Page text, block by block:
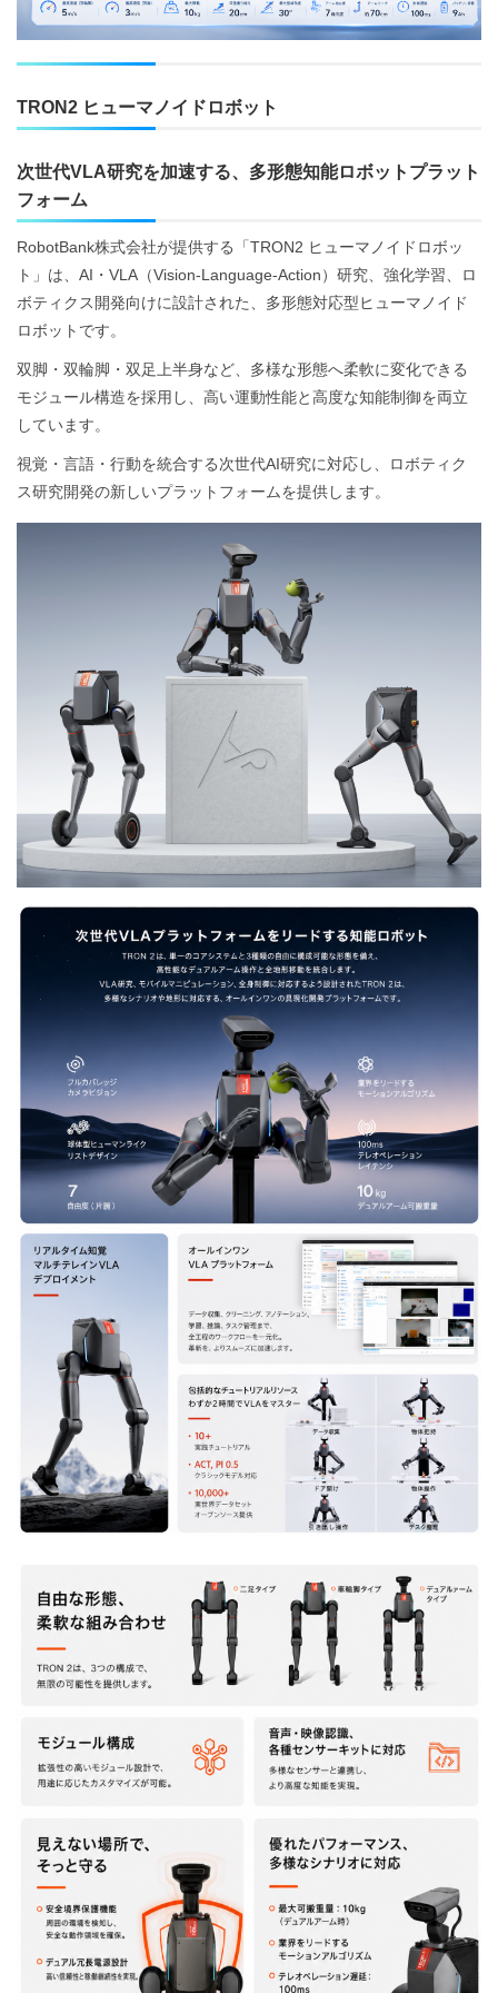
TRON2 ヒューマノイドロボット
次世代VLA研究を加速する、多形態知能ロボットプラット
フォーム
RobotBank株式会社が提供する「TRON2 ヒューマノイドロボッ
ト」は、AI・VLA（Vision-Language-Action）研究、強化学習、ロ
ボティクス開発向けに設計された、多形態対応型ヒューマノイド
ロボットです。
双脚・双輪脚・双足上半身など、多様な形態へ柔軟に変化できる
モジュール構造を採用し、高い運動性能と高度な知能制御を両立
しています。
視覚・言語・行動を統合する次世代AI研究に対応し、ロボティク
ス研究開発の新しいプラットフォームを提供します。